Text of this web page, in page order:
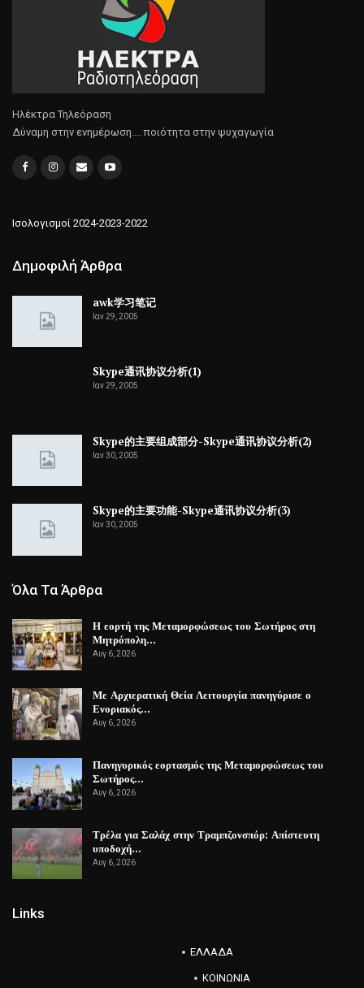
Ηλέκτρα Τηλεόραση
Δύναμη στην ενημέρωση.... ποιότητα στην ψυχαγωγία
Ισολογισμοί 2024-2023-2022
Δημοφιλή Άρθρα
awk学习笔记
Ιαν 29, 2005
Skype通讯协议分析(1)
Ιαν 29, 2005
Skype的主要组成部分-Skype通讯协议分析(2)
Ιαν 30, 2005
Skype的主要功能-Skype通讯协议分析(3)
Ιαν 30, 2005
Όλα Τα Άρθρα
Η εορτή της Μεταμορφώσεως του Σωτήρος στη
Μητρόπολη…
Αυγ 6, 2026
Με Αρχιερατική Θεία Λειτουργία πανηγύρισε ο
Ενοριακός…
Αυγ 6, 2026
Πανηγυρικός εορτασμός της Μεταμορφώσεως του
Σωτήρος…
Αυγ 6, 2026
Τρέλα για Σαλάχ στην Τραμπζονσπόρ: Απίστευτη
υποδοχή…
Αυγ 6, 2026
Links
ΕΛΛΑΔΑ
ΚΟΙΝΩΝΙΑ